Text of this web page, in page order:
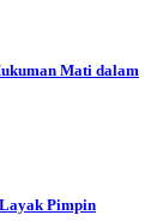
Mati dalam
Pimpin